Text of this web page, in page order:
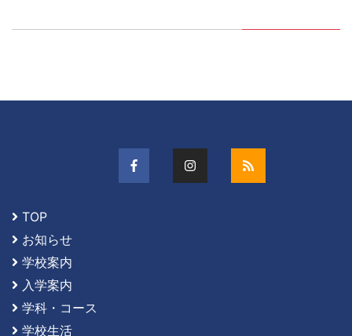
TOP
お知らせ
学校案内
入学案内
学科・コース
学校生活